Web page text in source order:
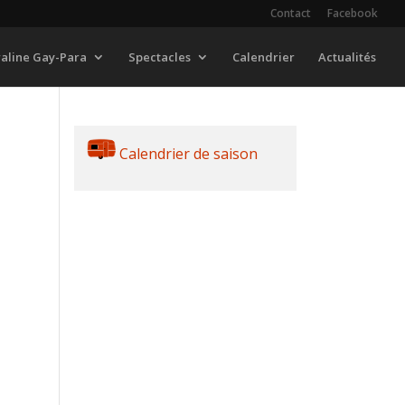
Contact Facebook
Gay-Para Spectacles Calendrier Actualités
Calendrier de saison